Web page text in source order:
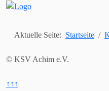
Aktuelle Seite: Startseite
© KSV Achim e.V.
↑↑↑